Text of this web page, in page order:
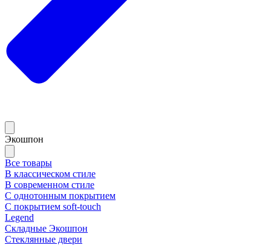
Экошпон
Все товары
В классическом стиле
В современном стиле
С однотонным покрытием
С покрытием soft-touch
Legend
Складные Экошпон
Стеклянные двери